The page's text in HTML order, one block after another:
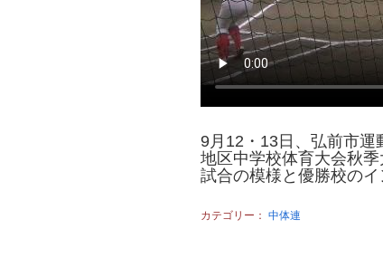
9月12・13日、弘前市運
地区中学校体育大会秋
試合の模様と優勝校のイ
カテゴリー： 中体連